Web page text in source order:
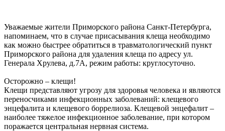
Уважаемые жители Приморского района Санкт-Петербурга,
напоминаем, что в случае присасывания клеща необходимо
как можно быстрее обратиться в травматологический пункт
Приморского района для удаления клеща по адресу ул.
Генерала Хрулева, д.7А, режим работы: круглосуточно.
Осторожно – клещи!
Клещи представляют угрозу для здоровья человека и являются
переносчиками инфекционных заболеваний: клещевого
энцефалита и клещевого боррелиоза. Клещевой энцефалит –
наиболее тяжелое инфекционное заболевание, при котором
поражается центральная нервная система.